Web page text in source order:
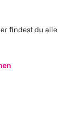
findest du alle